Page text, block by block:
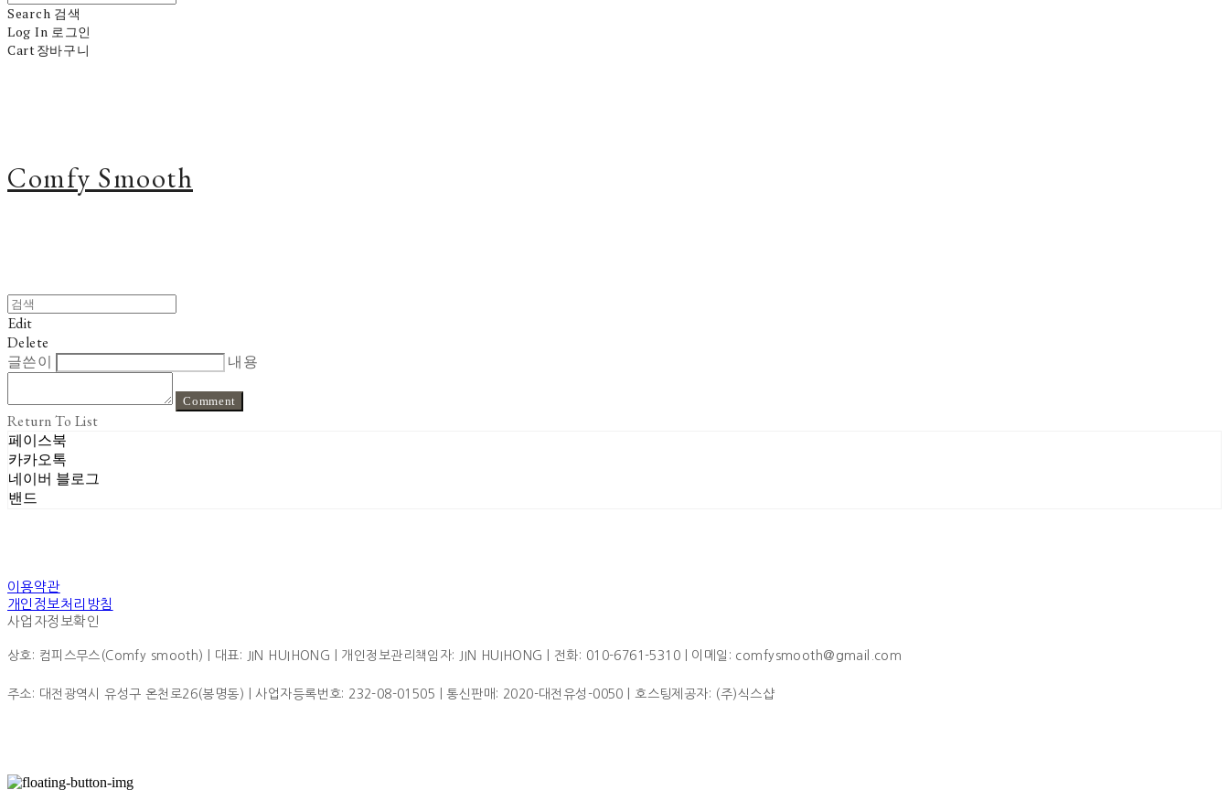
Search 검색
Log In 로그인
Cart장바구니
Comfy Smooth
Edit
Delete
글쓴이
내용
Comment
Return To List
페이스북
카카오톡
네이버 블로그
밴드
이용약관
개인정보처리방침
사업자정보확인
상호: 컴피스무스(Comfy smooth) | 대표: JIN HUIHONG | 개인정보관리책임자: JIN HUIHONG | 전화: 010-6761-5310 | 이메일: comfysmooth@gmail.com
주소: 대전광역시 유성구 온천로26(봉명동) | 사업자등록번호: 232-08-01505 | 통신판매: 2020-대전유성-0050 | 호스팅제공자: (주)식스샵